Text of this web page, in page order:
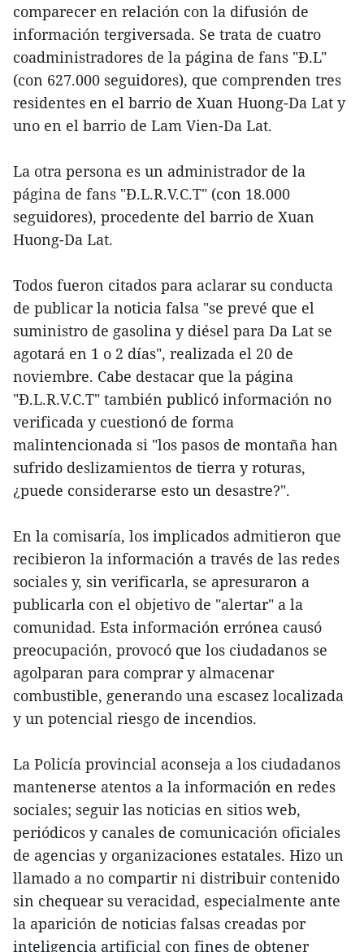
comparecer en relación con la difusión de
información tergiversada. Se trata de cuatro
coadministradores de la página de fans "Đ.L"
(con 627.000 seguidores), que comprenden tres
residentes en el barrio de Xuan Huong-Da Lat y
uno en el barrio de Lam Vien-Da Lat.
La otra persona es un administrador de la
página de fans "Đ.L.R.V.C.T" (con 18.000
seguidores), procedente del barrio de Xuan
Huong-Da Lat.
Todos fueron citados para aclarar su conducta
de publicar la noticia falsa "se prevé que el
suministro de gasolina y diésel para Da Lat se
agotará en 1 o 2 días", realizada el 20 de
noviembre. Cabe destacar que la página
"Đ.L.R.V.C.T" también publicó información no
verificada y cuestionó de forma
malintencionada si "los pasos de montaña han
sufrido deslizamientos de tierra y roturas,
¿puede considerarse esto un desastre?".
En la comisaría, los implicados admitieron que
recibieron la información a través de las redes
sociales y, sin verificarla, se apresuraron a
publicarla con el objetivo de "alertar" a la
comunidad. Esta información errónea causó
preocupación, provocó que los ciudadanos se
agolparan para comprar y almacenar
combustible, generando una escasez localizada
y un potencial riesgo de incendios.
La Policía provincial aconseja a los ciudadanos
mantenerse atentos a la información en redes
sociales; seguir las noticias en sitios web,
periódicos y canales de comunicación oficiales
de agencias y organizaciones estatales. Hizo un
llamado a no compartir ni distribuir contenido
sin chequear su veracidad, especialmente ante
la aparición de noticias falsas creadas por
inteligencia artificial con fines de obtener